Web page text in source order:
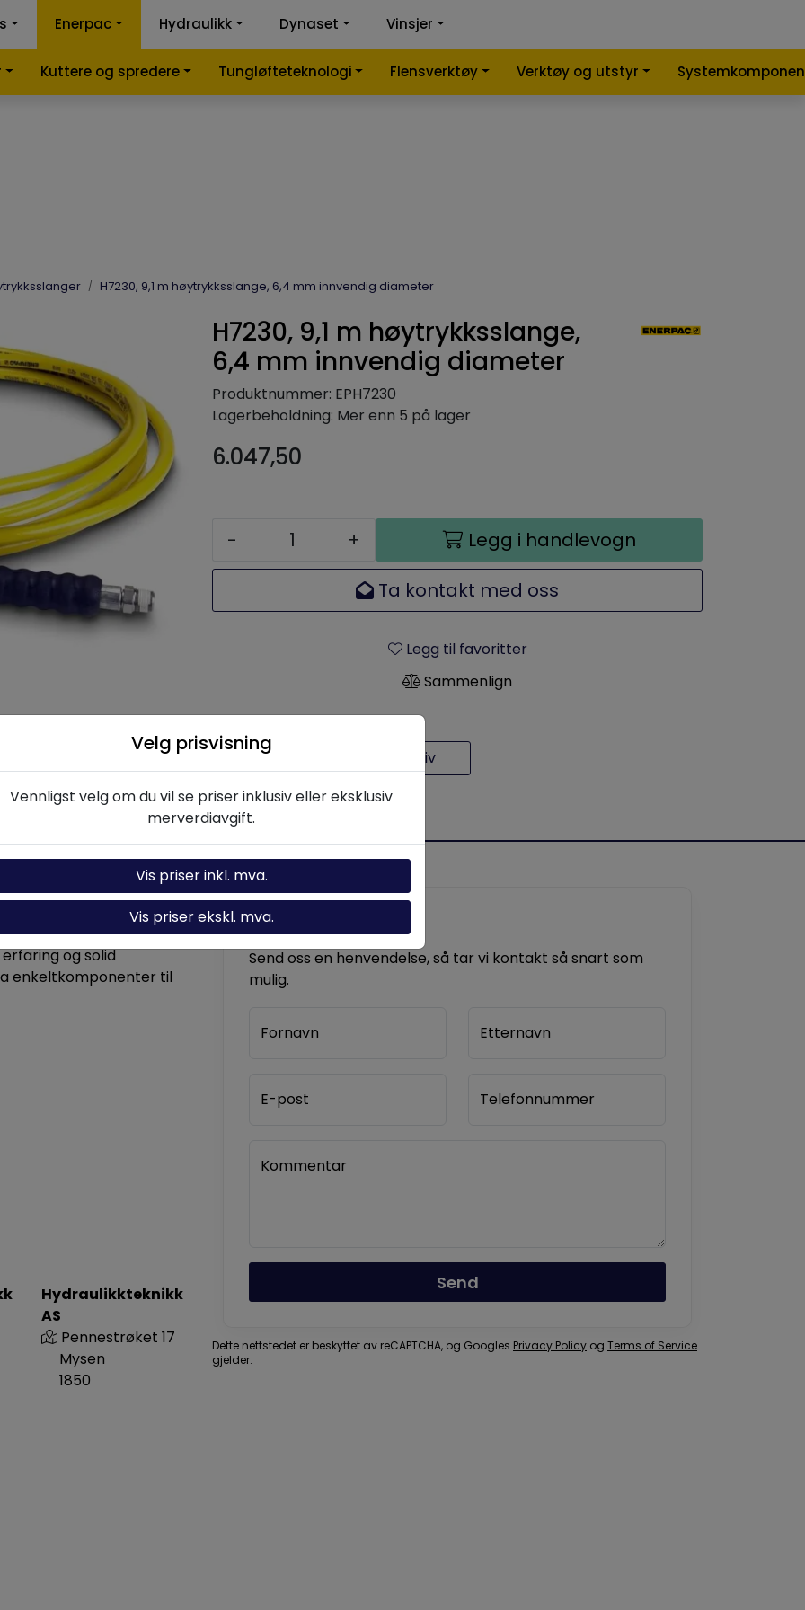
kalkulator Sammenlign
Enerpac
Kuttere og spredere Tungløfteteknologi Flensverktøy Verktøy og utstyr
Hydraulikk Dynaset Vinsjer
H7230, 9,1 m høytrykksslange, 6,4 mm innvendig diameter
H7230, 9,1 m høytrykksslange,
6,4 mm innvendig diameter
Produktnummer: EPH7230
Lagerbeholdning: Mer enn 5 på lager
6.047,50
- +
Legg i handlevogn
Ta kontakt med oss
Legg til favoritter
Sammenlign
Spesifikasjoner Dokumentarkiv
og løsninger
og solid
enkeltkomponenter til
Hydraulikkteknikk
AS
Pennestrøket 17
Mysen
1850
Kontakt oss
Send oss en henvendelse, så tar vi kontakt så snart som
mulig.
Fornavn Etternavn
E-post Telefonnummer
Kommentar
Send
Dette nettstedet er beskyttet av reCAPTCHA, og Googles Privacy Policy og Terms of Service
gjelder.
Velg prisvisning
Vennligst velg om du vil se priser inklusiv eller eksklusiv
merverdiavgift.
Vis priser inkl. mva.
Vis priser ekskl. mva.